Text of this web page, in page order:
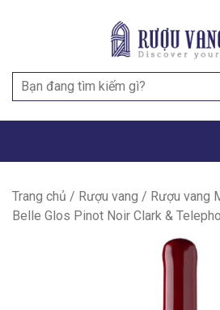
Search
for:
Trang chủ / Rượu vang / Rượu vang
Belle Glos Pinot Noir Clark &